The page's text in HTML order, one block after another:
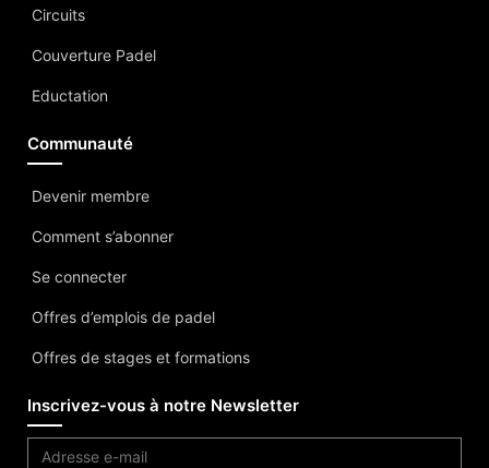
Circuits
Couverture Padel
Eductation
Communauté
Devenir membre
Comment s’abonner
Se connecter
Offres d’emplois de padel
Offres de stages et formations
Inscrivez-vous à notre Newsletter